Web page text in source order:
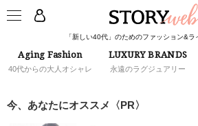
「新しい40代」のためのファッション&ラ
Aging Fashion
40代からの大人オシャレ
LUXURY BRANDS
永遠のラグジュアリー
今、あなたにオススメ〈PR〉